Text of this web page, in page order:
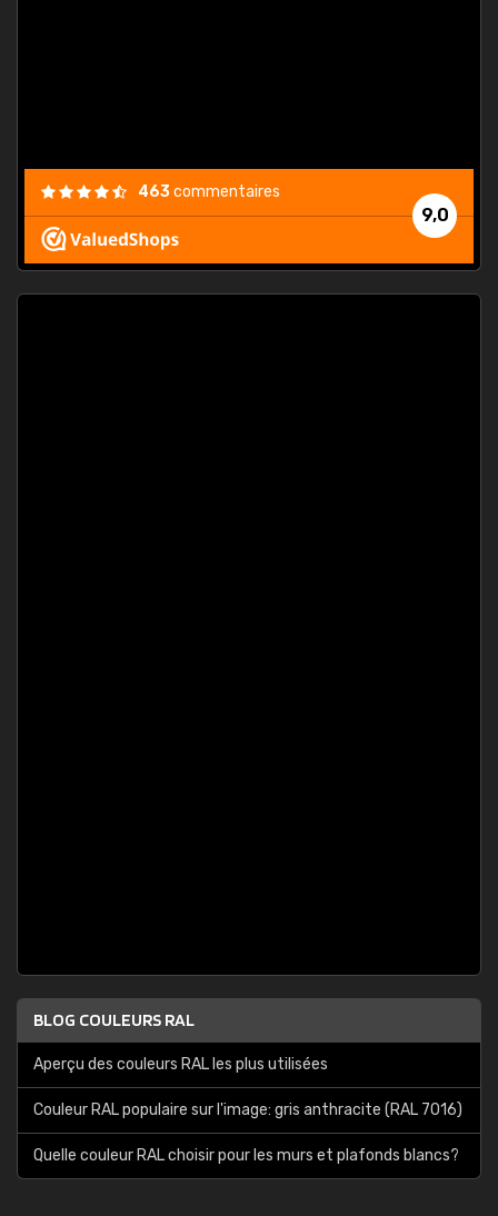
9,0
463commentaires
BLOG COULEURS RAL
Aperçu des couleurs RAL les plus utilisées
Couleur RAL populaire sur l'image: gris anthracite (RAL 7016)
Quelle couleur RAL choisir pour les murs et plafonds blancs?